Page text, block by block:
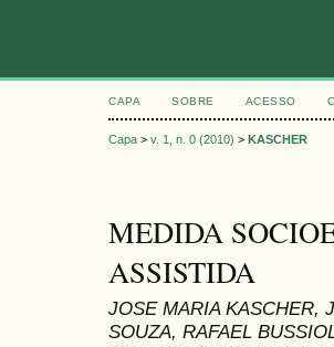
CAPA SOBRE ACESSO
Capa > v. 1, n. 0 (2010) > KASCHER
MEDIDA
ASSISTIDA
JOSE MARIA KASCHER,
SOUZA, RAFAEL